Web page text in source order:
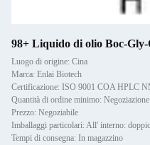
98+ Liquido di olio Boc-
Luogo di origine: Cina
Marca: Enlai Biotech
Certificazione: ISO 9001 COA HPLC
Quantità di ordine minimo: Negoziazione
Prezzo: Negoziabile
Imballaggi particolari: All' interno:
Tempi di consegna: In magazzino